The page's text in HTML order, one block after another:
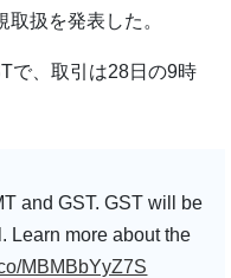
扱を発表した。
で、取引は28日の9時
and GST. GST will be
Learn more about the
MBMBbYyZ7S